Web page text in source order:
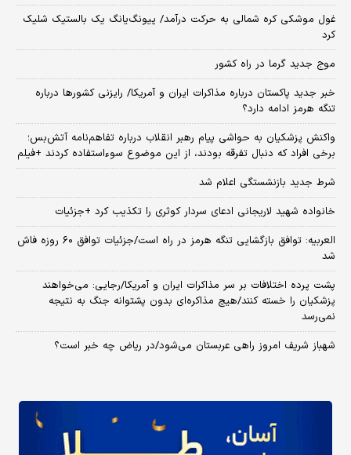
غول موشکی کره شمالی به حرکت درآمد/ پیونگ‌یانگ یک بالستیک شلیک
کرد
موج جدید گرما در راه کشور
خبر جدید پاکستان درباره مذاکرات ایران و آمریکا/ رایزنی کشورها درباره
تنگه هرمز ادامه دارد؟
واکنش پزشکیان به حواشی پیام رهبر انقلاب درباره تفاهم‌نامه آتش‌بس؛
برخی افراد که دنبال تفرقه بودند، از این موضوع سوءاستفاده کردند +فیلم
شرط جدید بازنشستگی اعلام شد
خانواده شهید لاریجانی ادعای سردار کوثری را تکذیب کرد +جزئیات
العربیه: توافق بازگشایی تنگه هرمز در راه است/جزئیات توافق ۶۰ روزه فاش
شد
پشت پرده اختلافات بر سر مذاکرات ایران و آمریکا/رجایی: می‌خواهند
پزشکیان را خسته کنند/هیچ مذاکره‌ای بدون پشتوانه جنگ به نتیجه
نمی‌رسد
شهباز شریف امروز راهی عربستان می‌شود/در ریاض چه خبر است؟